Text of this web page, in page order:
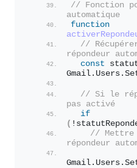
// Fonction
automatique
function
//
répondeur
const
Gmail. Users .
// Si le
pas activé
if
(
// Mettre
répondeur
Gmail. Users .